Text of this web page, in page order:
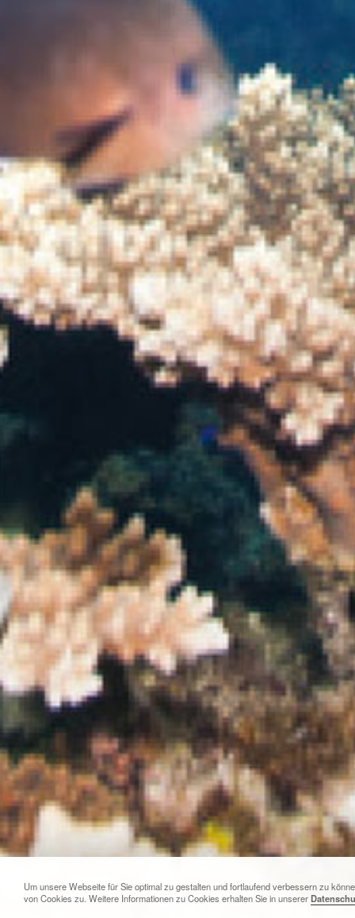
Um unsere Webseite für Sie optimal zu gestalten und fortlaufend verbessern zu
von Cookies zu. Weitere Informationen zu Cookies erhalten Sie in unserer